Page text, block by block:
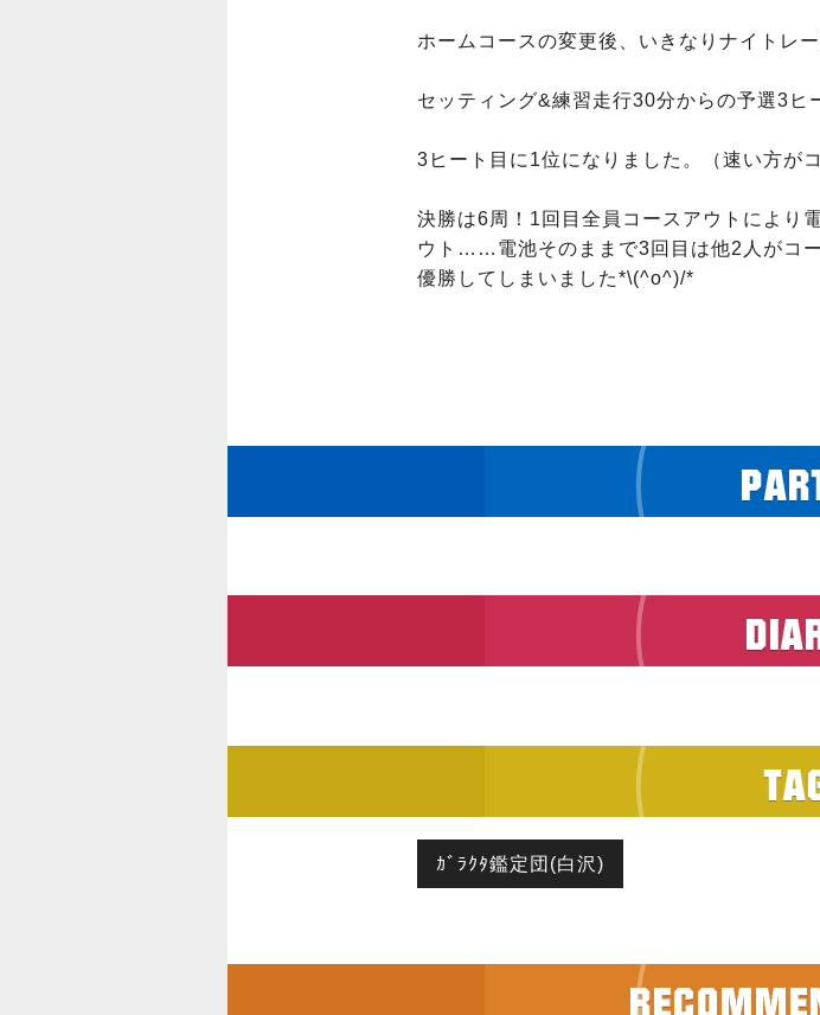
ホームコースの変更後、いきなりナイトレ
セッティング&練習走行30分からの予選3ヒ
3ヒート目に1位になりました。（速い方が
決勝は6周！1回目全員コースアウトにより
ウト……電池そのままで3回目は他2人がコ
優勝してしまいました*\(^o^)/*
ｶﾞﾗｸﾀ鑑定団(白沢)